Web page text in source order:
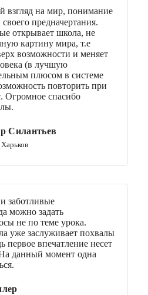
взгляд на мир, понимание
предначертания.
открывает школа, не
картину мира, т.е
возможности и меняет
(в лучшую
плюсом в системе
повторить при
Огромное спасибо
Силантьев
заботливые
можно задать
не по теме урока.
уже заслуживает похвалы
первое впечатление несет
данный момент одна